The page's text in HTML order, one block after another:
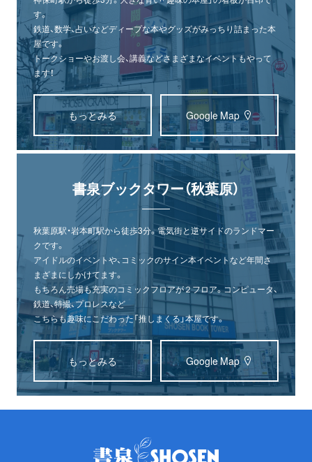
す。
鉄道、数学、占いなどディープな本やグッズがみっちり詰まった本
屋です。
トークショーやお渡し会、講義などさまざまなイベントもやって
ます！
もっとみる Google Map
書泉ブックタワー（秋葉原）
秋葉原駅・岩本町駅から徒歩3分。電気街と逆サイドのランドマー
クです。
アイドルのイベントや、コミックのサイン本イベントなど年間さ
まざまにしかけてます。
もちろん売場も充実のコミックフロアが２フロア。コンピュータ、
鉄道、特撮、プロレスなど
こちらも趣味にこだわった「推しまくる」本屋です。
もっとみる Google Map